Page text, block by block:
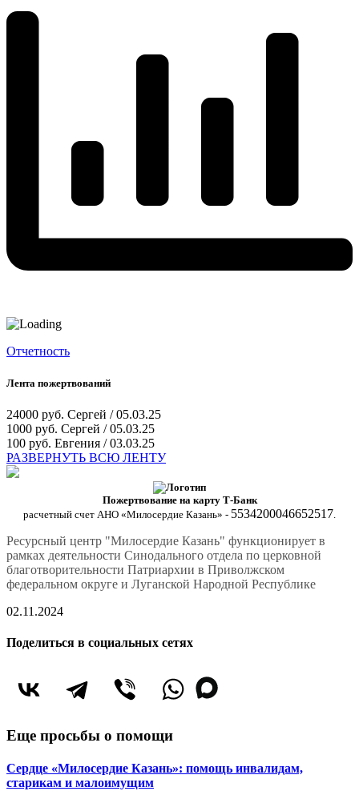
Отчетность
Лента пожертвований
24000 руб. Сергей / 05.03.25
1000 руб. Сергей / 05.03.25
100 руб. Евгения / 03.03.25
РАЗВЕРНУТЬ ВСЮ ЛЕНТУ
Пожертвование на карту Т-Банк
расчетный счет АНО «Милосердие Казань» - 5534200046652517
Ресурсный центр "Милосердие Казань" функционирует в
рамках деятельности Синодального отдела по церковной
благотворительности Патриархии в Приволжском
федеральном округе и Луганской Народной Республике
02.11.2024
Поделиться в социальных сетях
Еще просьбы о помощи
Сердце «Милосердие Казань»: помощь инвалидам,
старикам и малоимущим